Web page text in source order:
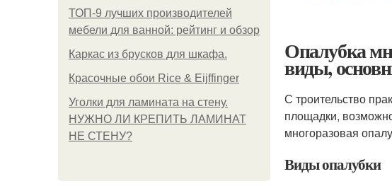
ТОП-9 лучших производителей
мебели для ванной: рейтинг и обзор
Каркас из брусков для шкафа.
Красочные обои Rice & Eijffinger
Уголки для ламината на стену.
НУЖНО ЛИ КРЕПИТЬ ЛАМИНАТ
НЕ СТЕНУ?
Опалубка
виды,
С троительство
площадки,
многоразовая
Виды опалубки